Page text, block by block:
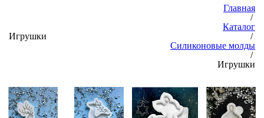
Игрушки
Главная
/
Каталог
/
Силиконовые молды
/
Игрушки